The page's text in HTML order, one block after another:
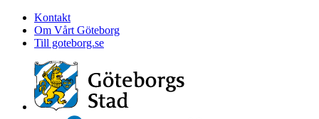
Kontakt
Om Vårt Göteborg
Till goteborg.se